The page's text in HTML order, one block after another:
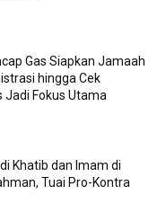
Gas Siapkan Jamaah
hingga Cek
Jadi Fokus Utama
Khatib dan Imam di
Tuai Pro-Kontra